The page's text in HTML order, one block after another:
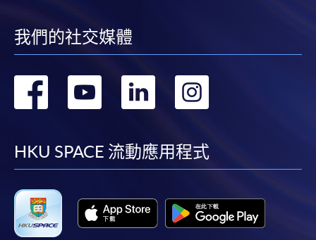
我們的社交媒體
轉
facebook
轉
youtube
轉
linkedin
轉
HKU SPACE 流動應用程式